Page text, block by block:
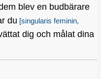
blev en budbärare
du [singularis feminin,
dig och målat dina